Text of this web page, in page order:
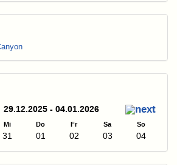
29.12.2025 - 04.01.2026
Mi Do Fr Sa So
31 01 02 03 04